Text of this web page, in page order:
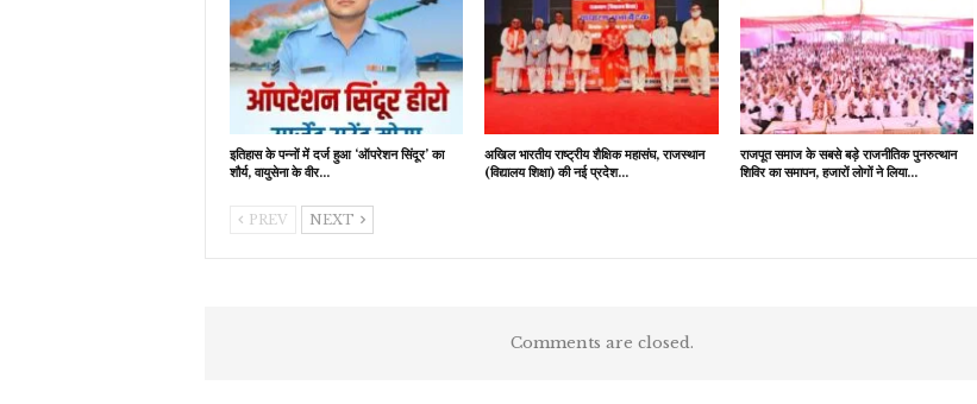
इतिहास के पन्नों में दर्ज हुआ ‘ऑपरेशन सिंदूर’ का
शौर्य, वायुसेना के वीर…
अखिल भारतीय राष्ट्रीय शैक्षिक महासंघ, राजस्थान
(विद्यालय शिक्षा) की नई प्रदेश…
राजपूत समाज के सबसे बड़े राजनीतिक पुनरुत्थान
शिविर का समापन, हजारों लोगों ने लिया…
PREV NEXT
Comments are closed.